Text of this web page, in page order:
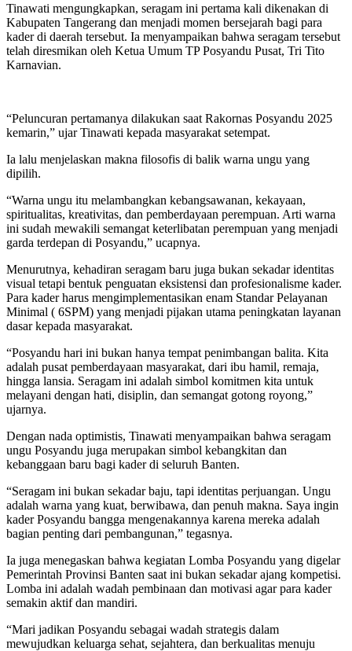
Tinawati mengungkapkan, seragam ini pertama kali dikenakan di
Kabupaten Tangerang dan menjadi momen bersejarah bagi para
kader di daerah tersebut. Ia menyampaikan bahwa seragam tersebut
telah diresmikan oleh Ketua Umum TP Posyandu Pusat, Tri Tito
Karnavian.
“Peluncuran pertamanya dilakukan saat Rakornas Posyandu 2025
kemarin,” ujar Tinawati kepada masyarakat setempat.
Ia lalu menjelaskan makna filosofis di balik warna ungu yang
dipilih.
“Warna ungu itu melambangkan kebangsawanan, kekayaan,
spiritualitas, kreativitas, dan pemberdayaan perempuan. Arti warna
ini sudah mewakili semangat keterlibatan perempuan yang menjadi
garda terdepan di Posyandu,” ucapnya.
Menurutnya, kehadiran seragam baru juga bukan sekadar identitas
visual tetapi bentuk penguatan eksistensi dan profesionalisme kader.
Para kader harus mengimplementasikan enam Standar Pelayanan
Minimal ( 6SPM) yang menjadi pijakan utama peningkatan layanan
dasar kepada masyarakat.
“Posyandu hari ini bukan hanya tempat penimbangan balita. Kita
adalah pusat pemberdayaan masyarakat, dari ibu hamil, remaja,
hingga lansia. Seragam ini adalah simbol komitmen kita untuk
melayani dengan hati, disiplin, dan semangat gotong royong,”
ujarnya.
Dengan nada optimistis, Tinawati menyampaikan bahwa seragam
ungu Posyandu juga merupakan simbol kebangkitan dan
kebanggaan baru bagi kader di seluruh Banten.
“Seragam ini bukan sekadar baju, tapi identitas perjuangan. Ungu
adalah warna yang kuat, berwibawa, dan penuh makna. Saya ingin
kader Posyandu bangga mengenakannya karena mereka adalah
bagian penting dari pembangunan,” tegasnya.
Ia juga menegaskan bahwa kegiatan Lomba Posyandu yang digelar
Pemerintah Provinsi Banten saat ini bukan sekadar ajang kompetisi.
Lomba ini adalah wadah pembinaan dan motivasi agar para kader
semakin aktif dan mandiri.
“Mari jadikan Posyandu sebagai wadah strategis dalam
mewujudkan keluarga sehat, sejahtera, dan berkualitas menuju